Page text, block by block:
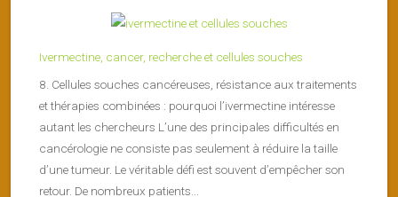
Ivermectine, cancer, recherche et cellules souches
8. Cellules souches cancéreuses, résistance aux traitements
et thérapies combinées : pourquoi l’ivermectine intéresse
autant les chercheurs L’une des principales difficultés en
cancérologie ne consiste pas seulement à réduire la taille
d’une tumeur. Le véritable défi est souvent d’empêcher son
retour. De nombreux patients...